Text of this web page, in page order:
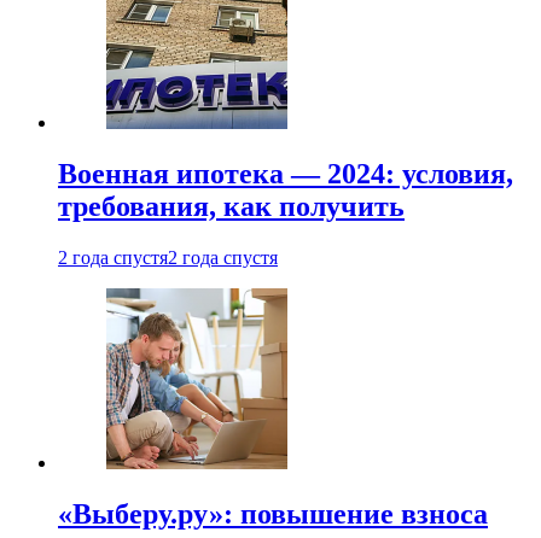
Военная ипотека — 2024: условия,
требования, как получить
2 года спустя2 года спустя
«Выберу.ру»: повышение взноса